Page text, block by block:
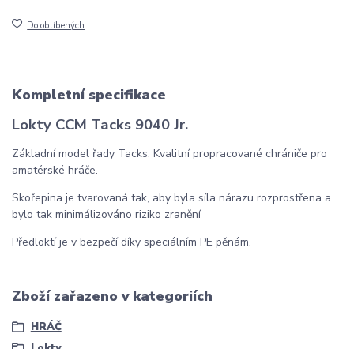
Do oblíbených
Kompletní specifikace
Lokty CCM Tacks 9040 Jr.
Základní model řady Tacks. Kvalitní propracované chrániče pro
amatérské hráče.
Skořepina je tvarovaná tak, aby byla síla nárazu rozprostřena a
bylo tak minimálizováno riziko zranění
Předloktí je v bezpečí díky speciálním PE pěnám.
Zboží zařazeno v kategoriích
HRÁČ